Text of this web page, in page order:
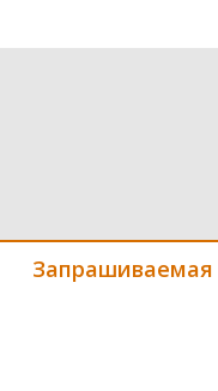
Запрашиваемая